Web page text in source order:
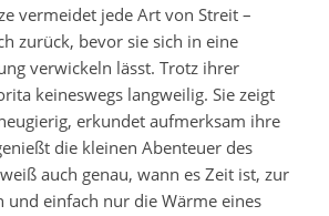
vermeidet jede Art von Streit –
zurück, bevor sie sich in eine
verwickeln lässt. Trotz ihrer
keineswegs langweilig. Sie zeigt
erkundet aufmerksam ihre
die kleinen Abenteuer des
auch genau, wann es Zeit ist, zur
und einfach nur die Wärme eines